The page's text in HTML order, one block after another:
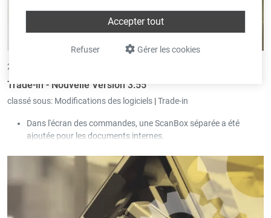
Gérer les cookies
Refuser
Accepter tout
26/07/2023 •
Trade-in - Nouvelle Version 3.55
classé sous: Modifications des logiciels |Trade-in
Dans l'écran des commandes, une ScanBox séparée a été
ajoutée pour les documents internes.
possible de regrouper certaines entrées d'articles au moyen de
la "Référence de la facturation collective".
Dans les groupes principaux d'articles ou les groupes d'articles,
il est possible de définir des champs obligatoires au niveau de la
signalétique des articles.